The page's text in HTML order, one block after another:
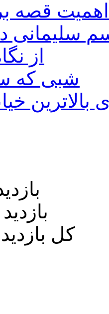
سلیمانی
از
شبی که
بازدید
کل بازدیدها: